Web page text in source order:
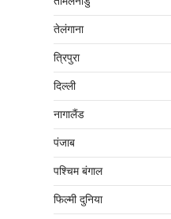
तेलंगाना
त्रिपुरा
दिल्‍ली
नागालैंड
पंजाब
पश्चिम बंगाल
फिल्मी दुनिया